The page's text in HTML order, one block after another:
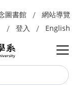
圖書館
網站導覽
登入
English